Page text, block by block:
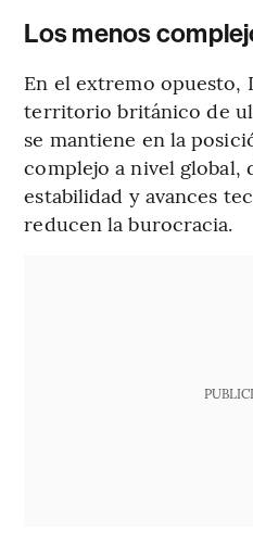
Los menos
En el extremo opuesto,
territorio británico de
se mantiene en la
complejo a nivel global,
estabilidad y avances
reducen la burocracia.